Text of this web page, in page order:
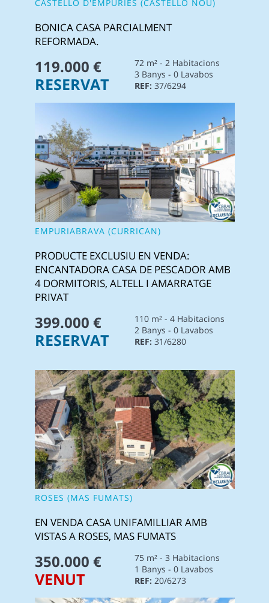
CASTELLÓ D'EMPÚRIES (CASTELLO NOU)
BONICA CASA PARCIALMENT
REFORMADA.
119.000 €
72 m² - 2 Habitacions
3 Banys - 0 Lavabos
REF: 37/6294
RESERVAT
EMPURIABRAVA (CURRICAN)
PRODUCTE EXCLUSIU EN VENDA:
ENCANTADORA CASA DE PESCADOR AMB
4 DORMITORIS, ALTELL I AMARRATGE
PRIVAT
399.000 €
110 m² - 4 Habitacions
2 Banys - 0 Lavabos
REF: 31/6280
RESERVAT
ROSES (MAS FUMATS)
EN VENDA CASA UNIFAMILLIAR AMB
VISTAS A ROSES, MAS FUMATS
350.000 €
75 m² - 3 Habitacions
1 Banys - 0 Lavabos
REF: 20/6273
VENUT